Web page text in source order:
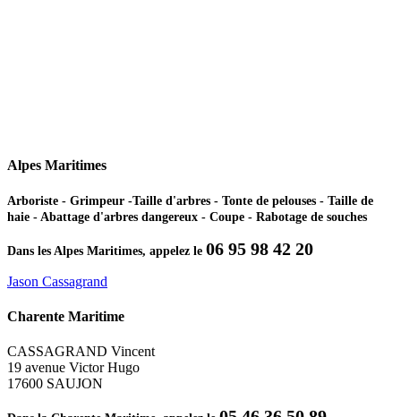
Alpes Maritimes
Arboriste - Grimpeur -Taille d'arbres - Tonte de pelouses - Taille de
haie - Abattage d'arbres dangereux - Coupe - Rabotage de souches
Dans les Alpes Maritimes, appelez le 06 95 98 42 20
Jason Cassagrand
Charente Maritime
CASSAGRAND Vincent
19 avenue Victor Hugo
17600 SAUJON